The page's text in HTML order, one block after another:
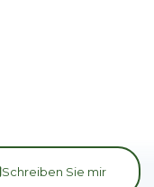
Schreiben Sie mir